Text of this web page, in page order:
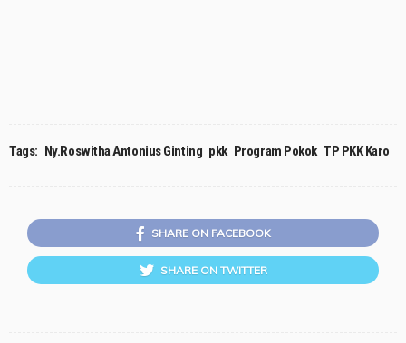
Tags: Ny.Roswitha Antonius Ginting pkk Program Pokok TP PKK Karo
SHARE ON FACEBOOK
SHARE ON TWITTER